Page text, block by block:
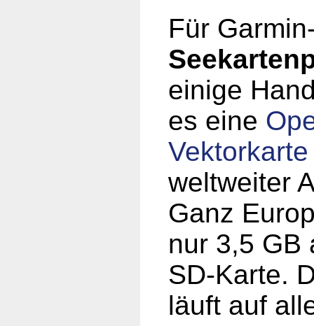
Für
einige
es eine
Vektorkarte
weltweiter
Ganz
nur 3,5 GB
SD-Karte.
läuft auf